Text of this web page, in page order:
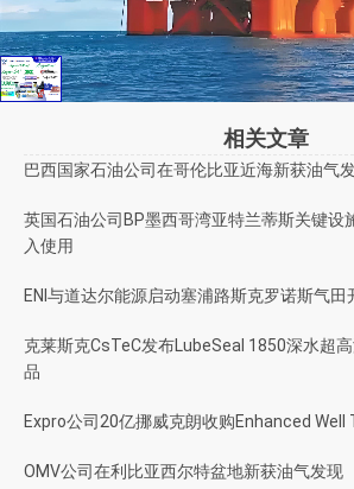
相关文章
巴西国家石油公司在哥伦比亚近海新获油气
英国石油公司BP墨西哥湾亚特兰蒂斯关键设
入使用
ENI与道达尔能源启动塞浦路斯克罗诺斯气田
克莱斯克CsTeC发布LubeSeal 1850深水超
品
Expro公司20亿挪威克朗收购Enhanced Well
OMV公司在利比亚西尔特盆地新获油气发现